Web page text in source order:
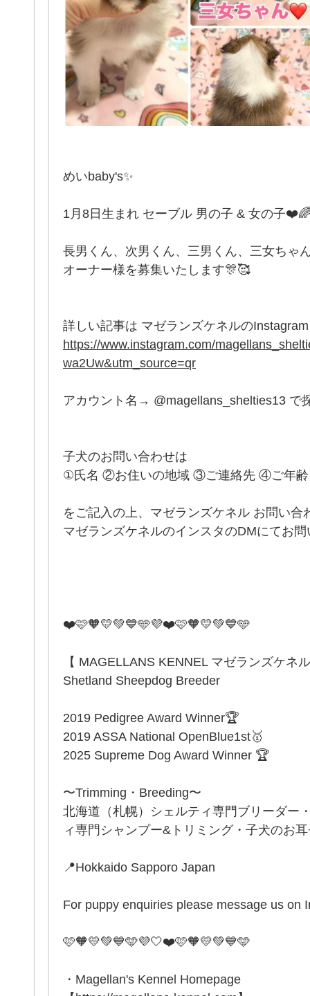
めいbaby's✨
1月8日生まれ セーブル 男の子 & 女の子❤️🌈
長男くん、次男くん、三男くん、三女ちゃ
オーナー様を募集いたします🎊🥰
詳しい記事は マゼランズケネルのInstagram
https://www.instagram.com/
wa2Uw&utm_source=qr
アカウント名→ @magellans_shelties13 で
子犬のお問い合わせは
①氏名 ②お住いの地域 ③ご連絡先 ④ご年齢
をご記入の上、マゼランズケネル お問い合
マゼランズケネルのインスタのDMにてお
❤️🩷🧡💛💚💙🩵💜❤️🩷🧡💛💚💙🩵
【 MAGELLANS KENNEL マゼランズケネ
Shetland Sheepdog Breeder
2019 Pedigree Award Winner🏆
2019 ASSA National OpenBlue1st🥇
2025 Supreme Dog Award Winner 🏆
〜Trimming・Breeding〜
北海道（札幌）シェルティ専門ブリーダー
ィ専門シャンプー&トリミング・子犬のお
📍Hokkaido Sapporo Japan
For puppy enquiries please message us on
🩷🧡💛💚💙🩵💜🤍❤️🩷🧡💛💚💙🩵
・Magellan's Kennel Homepage